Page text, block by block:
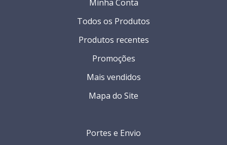
Portes e Envio
Minha Conta
Todos os Produtos
Produtos recentes
Promoções
Mais vendidos
Mapa do Site